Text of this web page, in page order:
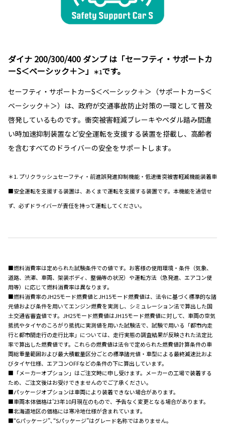
ダイナ 200/300/400 ダンプ は「セーフティ・サポートカ
ーS＜ベーシック＋＞」
＊1です。
セーフティ・サポートカーS＜ベーシック＋＞（サポートカーS＜
ベーシック＋＞）は、政府が交通事故防止対策の一環として普及
啓発しているものです。衝突被害軽減ブレーキやペダル踏み間違
い時加速抑制装置など安全運転を支援する装置を搭載し、高齢者
を含むすべてのドライバーの安全をサポートします。
＊1. プリクラッシュセーフティ・前進誤発進抑制機能・低速衝突被害軽減機能装着車
■安全運転を支援する装置は、あくまで運転を支援する装置です。本機能を過信せ
ず、必ずドライバーが責任を持って運転してください。
■燃料消費率は定められた試験条件での値です。お客様の使用環境・条件（気象、
道路、渋滞、車両、架装ボディ、整備等の状況）や運転方法（急発進、エアコン使
用等）に応じて燃料消費率は異なります。
■燃料消費率のJH25モード燃費値とJH15モード燃費値は、法令に基づく標準的な諸
元値および条件を用いてエンジン燃費を実測し、シミュレーション法で算出した国
土交通省審査値です。JH25モード燃費値はJH15モード燃費値に対して、車両の空気
抵抗やタイヤのころがり抵抗に実測値を用いた試験法で、試験で用いる「都市内走
行と都市間走行の走行比率」については、走行実態の調査結果が反映された法定比
率で算出した燃費値です。これらの燃費値は法令で定められた燃費値計算条件の車
両総重量範囲および最大積載量区分ごとの標準諸元値・車型による最終減速比およ
びタイヤ仕様、エアコンOFFなどの条件の下に算出しています。
■「メーカーオプション」はご注文時に申し受けます。メーカーの工場で装着する
ため、ご注文後はお受けできませんのでご了承ください。
■パッケージオプションは車両により装着できない場合があります。
■車両本体価格は’23年10月現在のもので、予告なく変更となる場合があります。
■北海道地区の価格には寒冷地仕様が含まれています。
■“Gパッケージ”､“Sパッケージ”はグレード名称ではありません。